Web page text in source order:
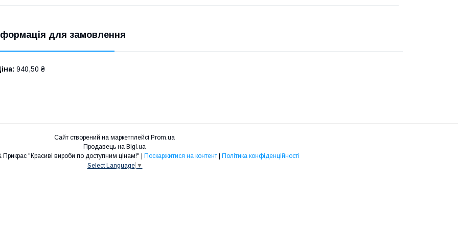
для замовлення
940,50 ₴
Сайт створений на маркетплейсі Prom.ua
Продавець на Bigl.ua
Поскаржитися на контент
Політика конфіденційності
Select Language ▼